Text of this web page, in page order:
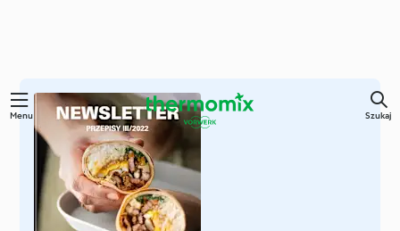
Przejdź
głównej
Menu Szukaj